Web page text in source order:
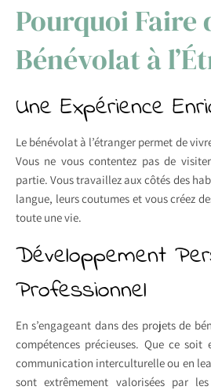
Pourquoi Faire
Bénévolat à
Une Expérience
Le bénévolat à l’étranger permet de
Vous ne vous contentez pas de
partie. Vous travaillez aux côtés des
langue, leurs coutumes et vous créez
toute une vie.
Développement
Professionnel
En s’engageant dans des projets de
compétences précieuses. Que ce
communication interculturelle ou en
sont extrêmement valorisées par